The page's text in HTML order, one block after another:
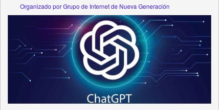
Organizado por Grupo de Internet de Nueva Generación